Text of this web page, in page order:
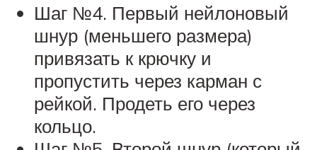
Шаг №4. Первый нейлоновый
шнур (меньшего размера)
привязать к крючку и
пропустить через карман с
рейкой. Продеть его через
кольцо.